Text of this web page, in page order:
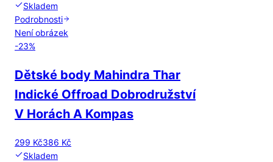
Skladem
Podrobnosti
Není obrázek
-23%
Dětské body Mahindra Thar
Indické Offroad Dobrodružství
V Horách A Kompas
299 Kč386 Kč
Skladem